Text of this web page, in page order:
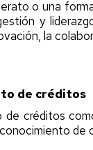
o una
y
la
de créditos
de créditos
de